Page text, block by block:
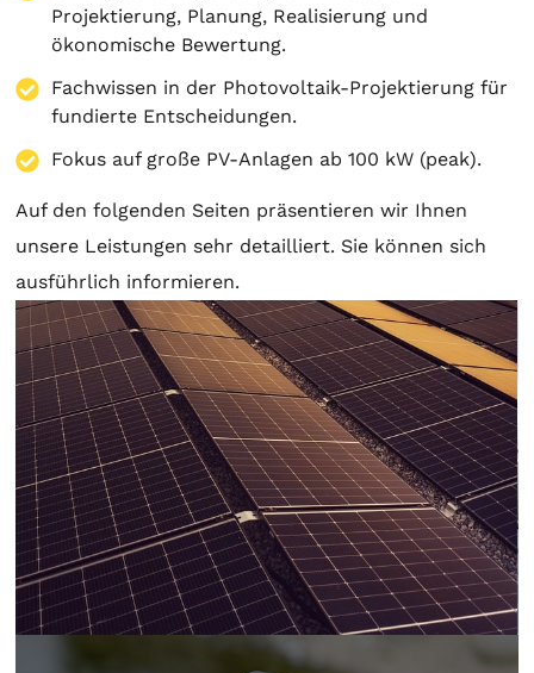
Projektierung, Planung, Realisierung und
ökonomische Bewertung.
Fachwissen in der Photovoltaik-Projektierung für
fundierte Entscheidungen.
Fokus auf große PV-Anlagen ab 100 kW (peak).
Auf den folgenden Seiten präsentieren wir Ihnen
unsere Leistungen sehr detailliert. Sie können sich
ausführlich informieren.